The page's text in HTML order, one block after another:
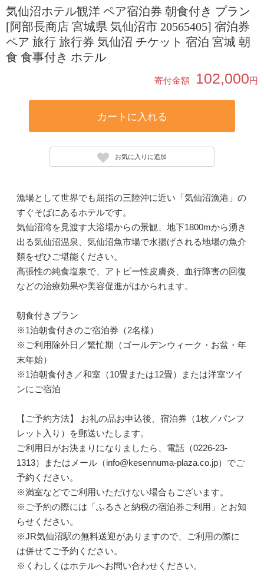
気仙沼ホテル観洋 ペア宿泊券 朝食付き プラン
[阿部長商店 宮城県 気仙沼市 20565405] 宿泊券
ペア 旅行 旅行券 気仙沼 チケット 宿泊 宮城 朝
食 食事付き ホテル
寄付金額 102,000円
カートに入れる
お気に入りに追加
漁場として世界でも屈指の三陸沖に近い「気仙沼漁港」の
すぐそばにあるホテルです。
気仙沼湾を見渡す大浴場からの景観、地下1800mから湧き
出る気仙沼温泉、気仙沼魚市場で水揚げされる地場の魚介
類をぜひご堪能ください。
高張性の純食塩泉で、アトピー性皮膚炎、血行障害の回復
などの治療効果や美容促進がはかられます。
朝食付きプラン
※1泊朝食付きのご宿泊券（2名様）
※ご利用除外日／繁忙期（ゴールデンウィーク・お盆・年
末年始）
※1泊朝食付き／和室（10畳または12畳）または洋室ツイ
ンにご宿泊
【ご予約方法】 お礼の品お申込後、宿泊券（1枚／パンフ
レット入り）を郵送いたします。
ご利用日がお決まりになりましたら、電話（0226-23-
1313）またはメール（info@kesennuma-plaza.co.jp）でご
予約ください。
※満室などでご利用いただけない場合もございます。
※ご予約の際には「ふるさと納税の宿泊券ご利用」とお知
らせください。
※JR気仙沼駅の無料送迎がありますので、ご利用の際に
は併せてご予約ください。
※くわしくはホテルへお問い合わせください。